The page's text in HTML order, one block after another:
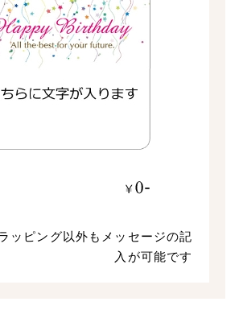
ッピング以外もメッセージの記
入が可能です